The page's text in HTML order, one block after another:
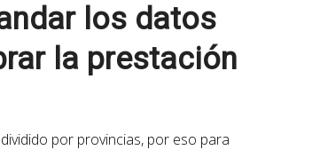
los datos
la prestación
por provincias, por eso para